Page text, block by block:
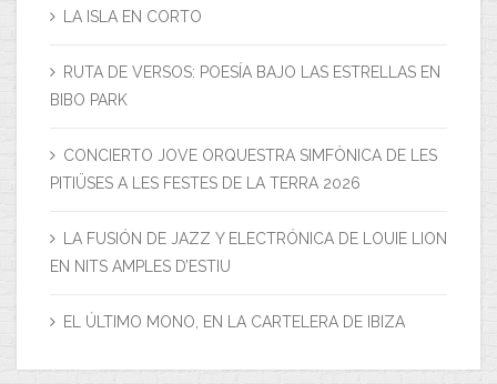
LA ISLA EN CORTO
RUTA DE VERSOS: POESÍA BAJO LAS ESTRELLAS EN
BIBO PARK
CONCIERTO JOVE ORQUESTRA SIMFÒNICA DE LES
PITIÜSES A LES FESTES DE LA TERRA 2026
LA FUSIÓN DE JAZZ Y ELECTRÓNICA DE LOUIE LION
EN NITS AMPLES D’ESTIU
EL ÚLTIMO MONO, EN LA CARTELERA DE IBIZA